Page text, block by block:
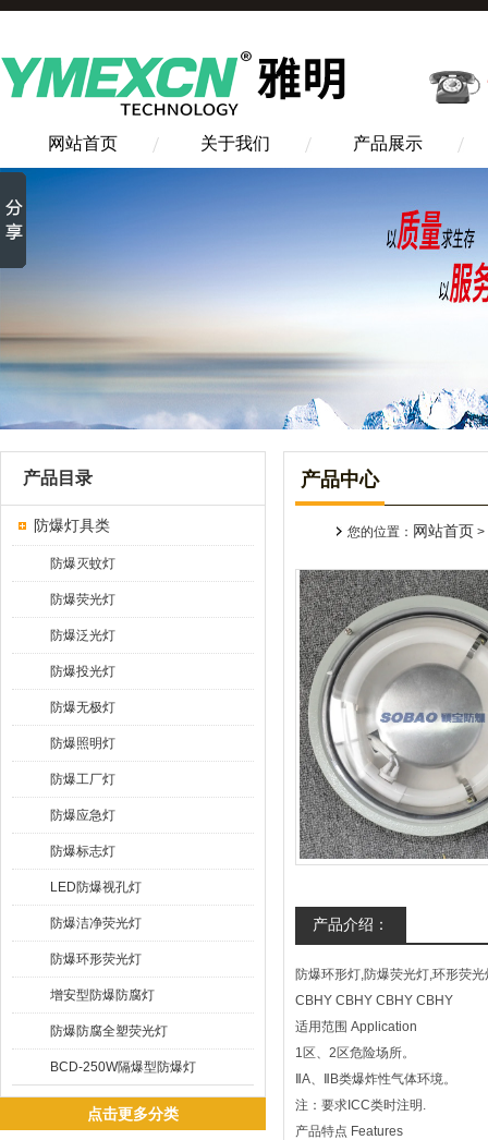
网站首页 关于我们 产品展示
产品目录
防爆灯具类
防爆灭蚊灯
防爆荧光灯
防爆泛光灯
防爆投光灯
防爆无极灯
防爆照明灯
防爆工厂灯
防爆应急灯
防爆标志灯
LED防爆视孔灯
防爆洁净荧光灯
防爆环形荧光灯
增安型防爆防腐灯
防爆防腐全塑荧光灯
BCD-250W隔爆型防爆灯
点击更多分类
产品中心
您的位置： 网站首页 >
产品介绍：
防爆环形灯,防爆荧光灯,环形荧
CBHY CBHY CBHY CBHY
适用范围 Application
1区、2区危险场所。
ⅡA、ⅡB类爆炸性气体环境。
注：要求ICC类时注明.
产品特点 Features